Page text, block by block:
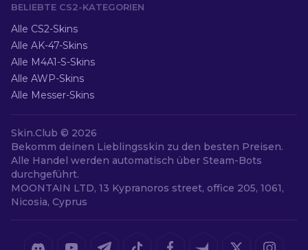
BELIEBTE CS2-KATEGORIEN
Alle CS2-Skins
Alle AK-47-Skins
Alle M4A1-S-Skins
Alle AWP-Skins
Alle Messer-Skins
Skin.Club © 2026
Bekomm deinen Lieblingsskin zu den besten Preisen.
Alle Handel werden automatisch über Steam-Bots
durchgeführt.
MOONTAIN LTD, 13 Kypranoros street, office 205, 1061,
Nicosia, Cyprus